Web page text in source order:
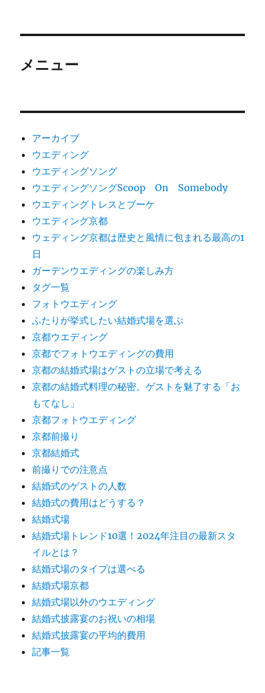
メニュー
アーカイブ
ウエディング
ウエディングソング
ウエディングソングScoop On Somebody
ウエディングトレスとブーケ
ウエディング京都
ウェディング京都は歴史と風情に包まれる最高の1
日
ガーデンウエディングの楽しみ方
タグ一覧
フォトウエディング
ふたりが挙式したい結婚式場を選ぶ
京都ウエディング
京都でフォトウエディングの費用
京都の結婚式場はゲストの立場で考える
京都の結婚式料理の秘密。ゲストを魅了する「お
もてなし」
京都フォトウエディング
京都前撮り
京都結婚式
前撮りでの注意点
結婚式のゲストの人数
結婚式の費用はどうする？
結婚式場
結婚式場トレンド10選！2024年注目の最新スタ
イルとは？
結婚式場のタイプは選べる
結婚式場京都
結婚式場以外のウエディング
結婚式披露宴のお祝いの相場
結婚式披露宴の平均的費用
記事一覧